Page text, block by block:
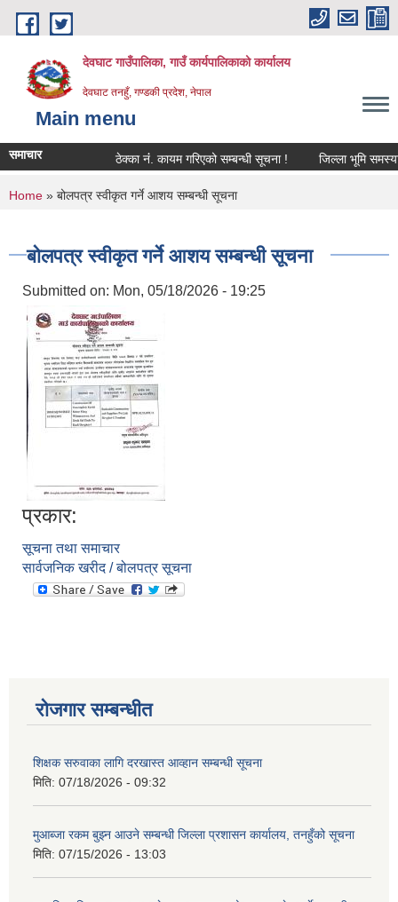
Skip to main content
देवघाट गाउँपालिका, गाउँ कार्यपालिकाको कार्यालय
देवघाट तनहुँ, गण्डकी प्रदेश, नेपाल
Main menu
समाचार ठेक्का नंं. कायम गरिएको सम्बन्धी सूचना ! जिल्ला भूमि
You are here
Home » बोलपत्र स्वीकृत गर्ने आशय सम्बन्धी सूचना
बोलपत्र स्वीकृत गर्ने आशय सम्बन्धी सूचना
Submitted on: Mon, 05/18/2026 - 19:25
प्रकार:
सूचना तथा समाचार
सार्वजनिक खरीद / बोलपत्र सूचना
रोजगार सम्बन्धीत
शिक्षक सरुवाका लागि दरखास्त आव्हान सम्बन्धी सूचना
मिति: 07/18/2026 - 09:32
मुआब्जा रकम बुझ्न आउने सम्बन्धी जिल्ला प्रशासन कार्यालय, तनहुँको सूचना
मिति: 07/15/2026 - 13:03